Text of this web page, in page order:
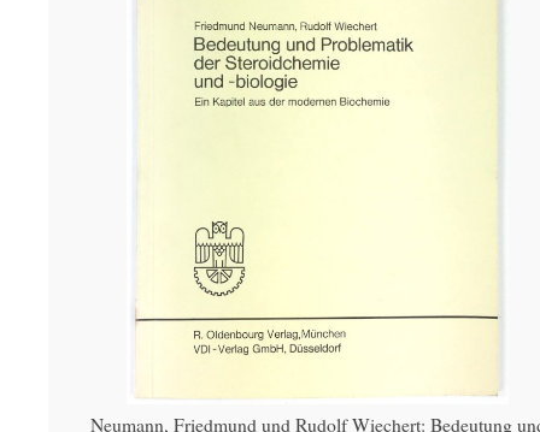
Neumann, Friedmund und Rudolf Wiechert: Bedeutung